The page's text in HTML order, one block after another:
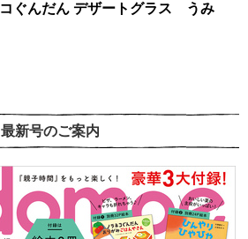
ノラネコぐんだん デザートグラス うみ
最新号のご案内